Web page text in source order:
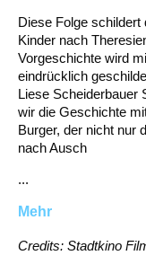
Diese Folge schildert
Kinder nach
Vorgeschichte wird
eindrücklich
Liese Scheiderbauer
wir die Geschichte
Burger, der nicht nur
nach Ausch
...
Mehr
Credits: Stadtkino